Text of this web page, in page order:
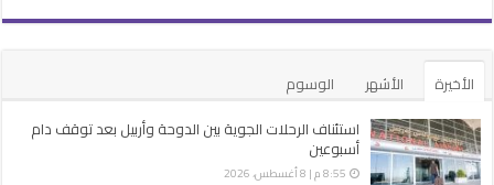
الأخيرة الأشهر
الوسوم
استئناف الرحلات الجوية بين الدوحة وأربيل بعد توقف دام
أسبوعين
8:55 م | 8 أغسطس، 2026